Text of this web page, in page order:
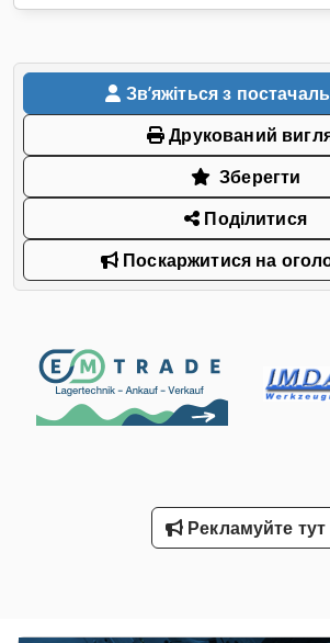
Звʼяжіться з
Друкований
Зберегти
Поділитися
Поскаржитися на
Рекламуйте тут